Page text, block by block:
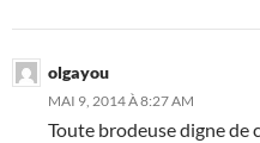
olgayou
MAI 9, 2014 À 8:27 AM
Toute brodeuse digne de